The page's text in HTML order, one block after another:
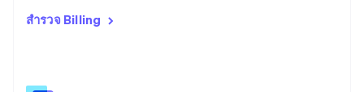
สำรวจ Billing
English